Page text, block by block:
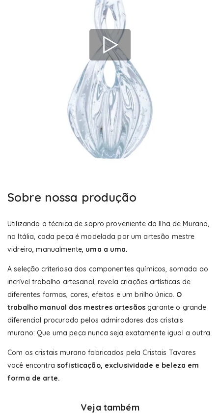
Sobre nossa produção
Utilizando a técnica de sopro proveniente da Ilha de Murano,
na Itália, cada peça é modelada por um artesão mestre
vidreiro, manualmente, uma a uma.
A seleção criteriosa dos componentes químicos, somada ao
incrível trabalho artesanal, revela criações artísticas de
diferentes formas, cores, efeitos e um brilho único. O
trabalho manual dos mestres artesãos garante o grande
diferencial procurado pelos admiradores dos cristais
murano: Que uma peça nunca seja exatamente igual a outra.
Com os cristais murano fabricados pela Cristais Tavares
você encontra sofisticação, exclusividade e beleza em
forma de arte.
Veja também